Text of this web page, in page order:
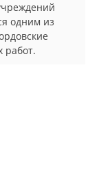
одним из
работ.